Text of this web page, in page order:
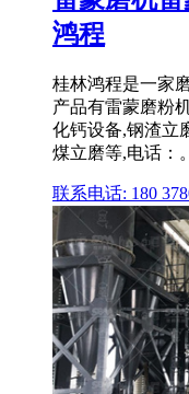
鸿程
桂林鸿程是一家
产品有雷蒙磨粉
化钙设备,钢渣立
煤立磨等,电话：。
联系电话: 180